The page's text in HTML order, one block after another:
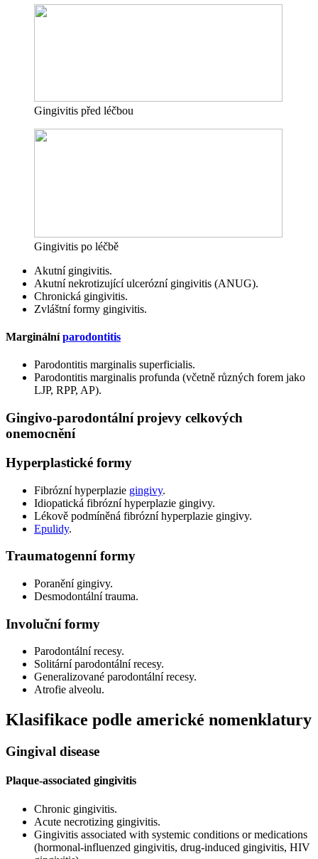
Gingivitis před léčbou
Gingivitis po léčbě
Akutní gingivitis.
Akutní nekrotizující ulcerózní gingivitis (ANUG).
Chronická gingivitis.
Zvláštní formy gingivitis.
Marginálníparodontitis
Parodontitis marginalis superficialis.
Parodontitis marginalis profunda (včetně různých forem jako
LJP, RPP, AP).
Gingivo-parodontální projevy celkových
onemocnění
Hyperplastické formy
Fibrózní hyperplazie gingivy.
Idiopatická fibrózní hyperplazie gingivy.
Lékově podmíněná fibrózní hyperplazie gingivy.
Epulidy.
Traumatogenní formy
Poranění gingivy.
Desmodontální trauma.
Involuční formy
Parodontální recesy.
Solitární parodontální recesy.
Generalizované parodontální recesy.
Atrofie alveolu.
Klasifikace podle americké nomenklatury
Gingival disease
Plaque-associated gingivitis
Chronic gingivitis.
Acute necrotizing gingivitis.
Gingivitis associated with systemic conditions or medications
(hormonal-influenzed gingivitis, drug-induced gingivitis, HIV